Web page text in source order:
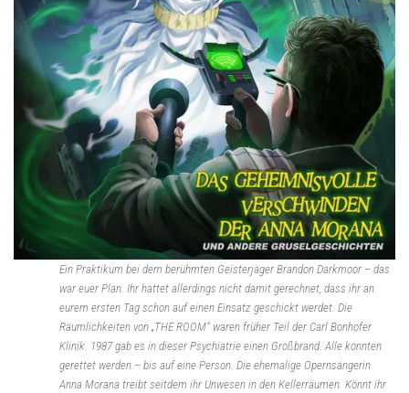
Ein Praktikum bei dem berühmten Geisterjäger Brandon Darkmoor – das
war euer Plan. Ihr hattet allerdings nicht damit gerechnet, dass ihr an
eurem ersten Tag schon auf einen Einsatz geschickt werdet. Die
Räumlichkeiten von „THE ROOM“ waren früher Teil der Carl Bonhofer
Klinik. 1987 gab es in dieser Psychiatrie einen Großbrand. Alle konnten
gerettet werden – bis auf eine Person. Die ehemalige Opernsängerin
Anna Morana treibt seitdem ihr Unwesen in den Kellerräumen. Könnt ihr